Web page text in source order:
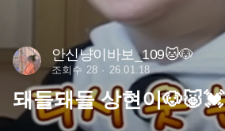
안신냥이바보_109🐱🐶
조회수 28 26.01.18
돼들돼들 상현이🐶🐷💓